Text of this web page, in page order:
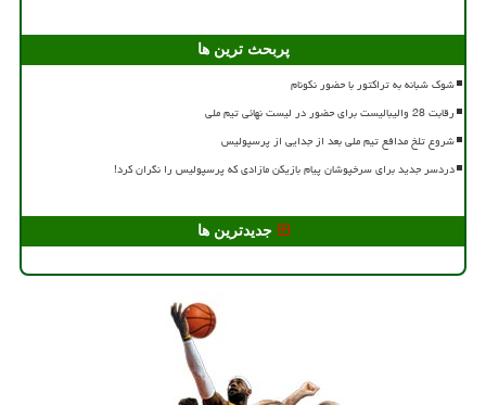
پربحث ترین ها
شوک شبانه به تراکتور با حضور نکونام
رقابت 28 والیبالیست برای حضور در لیست نهائی تیم ملی
شروع تلخ مدافع تیم ملی بعد از جدایی از پرسپولیس
دردسر جدید برای سرخپوشان پیام بازیکن مازادی که پرسپولیس را نگران کرد!
جدیدترین ها